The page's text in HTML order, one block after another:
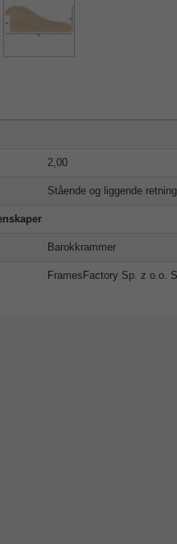
2,00
Stående og liggende retning
Barokkrammer
FramesFactory Sp. z o.o.